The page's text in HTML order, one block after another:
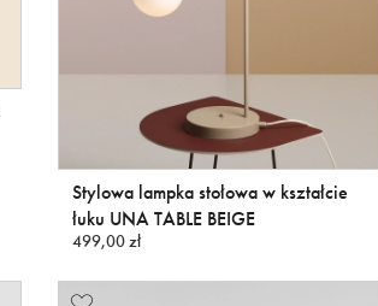
Stylowa lampka stołowa w kształcie
łuku UNA TABLE BEIGE
499,00 zł